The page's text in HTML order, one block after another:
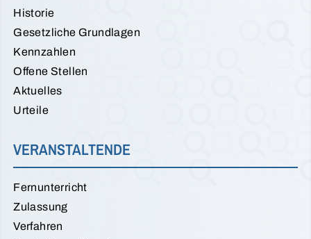
Historie
Gesetzliche Grundlagen
Kennzahlen
Offene Stellen
Aktuelles
Urteile
VERANSTALTENDE
Fernunterricht
Zulassung
Verfahren